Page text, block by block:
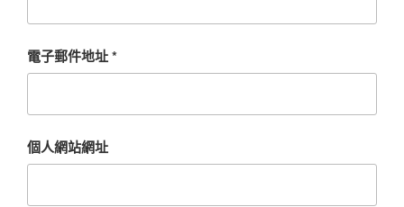
電子郵件地址*
個人網站網址